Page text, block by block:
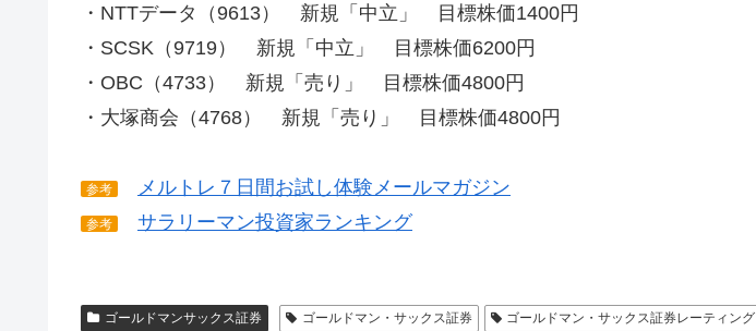
・NTTデータ（9613） 新規「中立」 目標株価1400円
・SCSK（9719） 新規「中立」 目標株価6200円
・OBC（4733） 新規「売り」 目標株価4800円
・大塚商会（4768） 新規「売り」 目標株価4800円
参考 メルトレ７日間お試し体験メールマガジン
参考 サラリーマン投資家ランキング
ゴールドマンサックス証券 ゴールドマン・サックス証券 ゴールドマン・サックス証券レーティング